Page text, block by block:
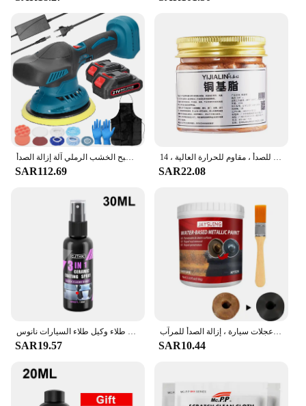
aerosol cans are sold in sets, making it convenient
for both personal and professional use. Whether
you're tackling a small project or a large fleet, this
primer is the go-to solution for automotive
professionals and enthusiasts alike. Its performance
and property make it a reliable choice for anyone
looking to maintain or restore the integrity of their
vehicles.
آلة تلميع السيارات اللاسلكية 6 التروس سرعات آلة تلميع السيارات الكهربائية تنظيف المنزل المعادن الصبح الخشب الرملي آلة إزالة الصدأ
SAR112.69
خيط شحم نحاسي للسيارات ، قاعدة نحاسية ، مانع للصدأ ، مضاد للصدأ ، مضاد للصدأ ، مقاوم للحرارة العالية ، 14.g
SAR22.08
سيارة السيراميك نانو طلاء السائل معطف نانو كريستال مسعور طبقة تلميع الطلاء طلاء وكيل طلاء السيارات نانوس
SAR19.57
طلاء داخلي متعدد الوظائف ، طلاء سيارة مضاد للصدأ ، صنابير صدئة ، عجلات سيارة ، إزالة الصدأ للمرآب
SAR10.44